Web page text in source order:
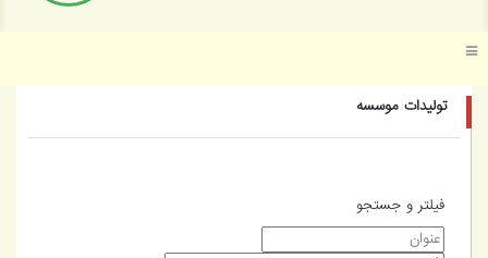
تولیدات موسسه
فیلتر و جستجو